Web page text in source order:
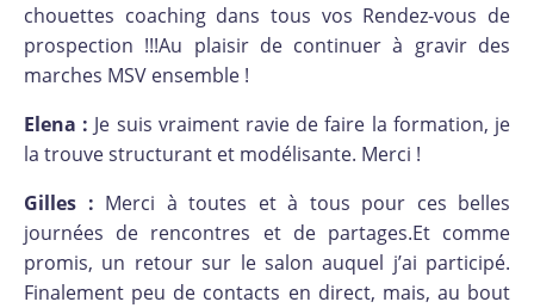
chouettes coaching dans tous vos Rendez-vous de
prospection !!!Au plaisir de continuer à gravir des
marches MSV ensemble !
Elena : Je suis vraiment ravie de faire la formation, je
la trouve structurant et modélisante. Merci !
Gilles : Merci à toutes et à tous pour ces belles
journées de rencontres et de partages.Et comme
promis, un retour sur le salon auquel j’ai participé.
Finalement peu de contacts en direct, mais, au bout